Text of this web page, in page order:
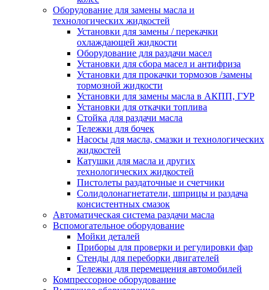
Оборудование для замены масла и
технологических жидкостей
Установки для замены / перекачки
охлаждающей жидкости
Оборудование для раздачи масел
Установки для сбора масел и антифриза
Установки для прокачки тормозов /замены
тормозной жидкости
Установки для замены масла в АКПП, ГУР
Установки для откачки топлива
Стойка для раздачи масла
Тележки для бочек
Насосы для масла, смазки и технологических
жидкостей
Катушки для масла и других
технологических жидкостей
Пистолеты раздаточные и счетчики
Солидолонагнетатели, шприцы и раздача
консистентных смазок
Автоматическая система раздачи масла
Вспомогательное оборудование
Мойки деталей
Приборы для проверки и регулировки фар
Стенды для переборки двигателей
Тележки для перемещения автомобилей
Компрессорное оборудование